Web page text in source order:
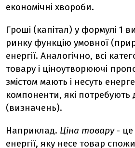
економічні хвороби.
Гроші (капітал) у формулі 1
ринку функцію умовної
енергії. Аналогічно, всі
товару і ціноутворюючі
змістом мають і несуть
компоненти, які потребують
(визначень).
Наприклад. Ціна товару- це
енергії, яку несе товар